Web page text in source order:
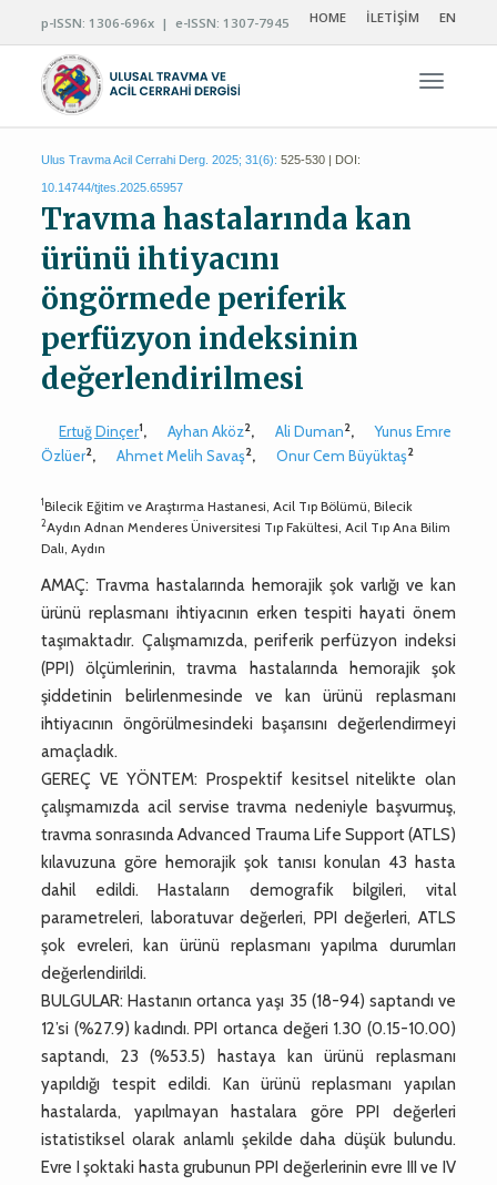
p-ISSN: 1306-696x | e-ISSN: 1307-7945 HOME İLETİŞİM EN
Ulus Travma Acil Cerrahi Derg. 2025; 31(6): 525-530 | DOI:
10.14744/tjtes.2025.65957
Travma hastalarında kan
ürünü ihtiyacını
öngörmede periferik
perfüzyon indeksinin
değerlendirilmesi
Ertuğ Dinçer1, Ayhan Aköz2, Ali Duman2,
Yunus Emre
Özlüer2, Ahmet Melih Savaş2, Onur Cem Büyüktaş2
1Bilecik Eğitim ve Araştırma Hastanesi, Acil Tıp Bölümü, Bilecik
2Aydın Adnan Menderes Üniversitesi Tıp Fakültesi, Acil Tıp Ana Bilim
Dalı, Aydın
AMAÇ: Travma hastalarında hemorajik şok varlığı ve kan
ürünü replasmanı ihtiyacının erken tespiti hayati önem
taşımaktadır. Çalışmamızda, periferik perfüzyon indeksi
(PPI) ölçümlerinin, travma hastalarında hemorajik şok
şiddetinin belirlenmesinde ve kan ürünü replasmanı
ihtiyacının öngörülmesindeki başarısını değerlendirmeyi
amaçladık.
GEREÇ VE YÖNTEM: Prospektif kesitsel nitelikte olan
çalışmamızda acil servise travma nedeniyle başvurmuş,
travma sonrasında Advanced Trauma Life Support (ATLS)
kılavuzuna göre hemorajik şok tanısı konulan 43 hasta
dahil edildi. Hastaların demografik bilgileri, vital
parametreleri, laboratuvar değerleri, PPI değerleri, ATLS
şok evreleri, kan ürünü replasmanı yapılma durumları
değerlendirildi.
BULGULAR: Hastanın ortanca yaşı 35 (18-94) saptandı ve
12’si (%27.9) kadındı. PPI ortanca değeri 1.30 (0.15-10.00)
saptandı, 23 (%53.5) hastaya kan ürünü replasmanı
yapıldığı tespit edildi. Kan ürünü replasmanı yapılan
hastalarda, yapılmayan hastalara göre PPI değerleri
istatistiksel olarak anlamlı şekilde daha düşük bulundu.
Evre I şoktaki hasta grubunun PPI değerlerinin evre III ve IV